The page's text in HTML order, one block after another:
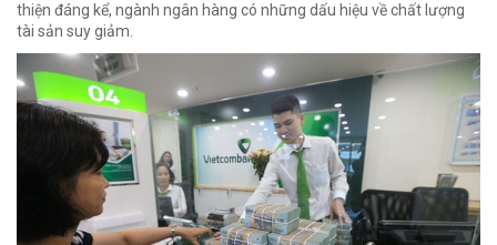
thiện đáng kể, ngành ngân hàng có những dấu hiệu về chất lượng
tài sản suy giảm.